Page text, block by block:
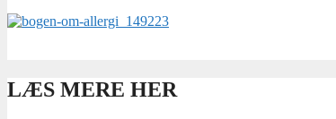
LÆS MERE HER